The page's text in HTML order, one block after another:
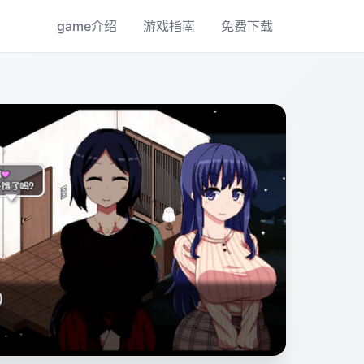
game介绍 游戏指南 免费下载